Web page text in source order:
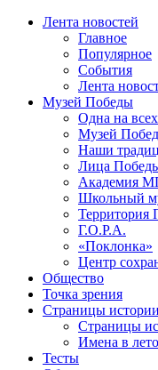
Лента новостей
Главное
Популярное
События
Лента
Музей Победы
Одна на всех
Музей
Наши
Лица
Академия
Школьный
Территория
Г.О.Р.А.
«Поклонка»
Центр
Общество
Точка зрения
Страницы истории
Страницы
Имена в
Тесты